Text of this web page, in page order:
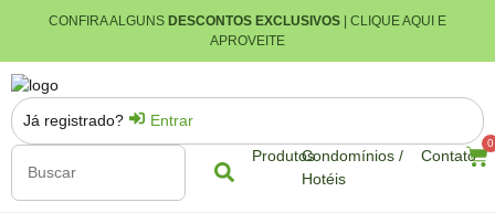
CONFIRA ALGUNS DESCONTOS EXCLUSIVOS | CLIQUE AQUI E
APROVEITE
ProdutosCondomínios /
Hotéis
Contato
0
Já registrado? Entrar